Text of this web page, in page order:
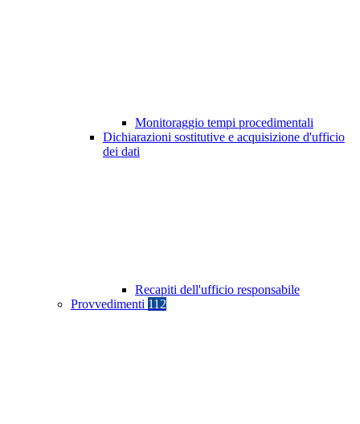
Monitoraggio tempi procedimentali
Dichiarazioni sostitutive e acquisizione d'ufficio
dei dati
Recapiti dell'ufficio responsabile
Provvedimenti 112